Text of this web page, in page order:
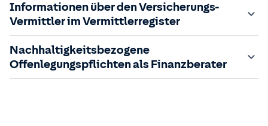
Informationen über den Versicherungs-
Vermittler im Vermittlerregister
Zuständige Aufsichtsbehörde:
Der Vermittler ist gebundener Versicherungsvermittler
gem. §34d GewO, bei der zuständigen IHK gemeldet und
Nachhaltigkeitsbezogene
Offenlegungspflichten als Finanzberater